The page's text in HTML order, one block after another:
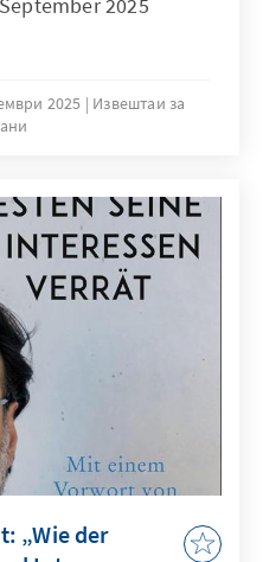
2025
2025
Извештаи за
„Wie der